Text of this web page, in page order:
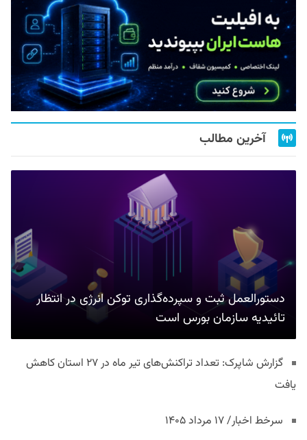
آخرین مطالب
دستورالعمل ثبت و سپرده‌گذاری توکن انرژی در انتظار
تائیدیه سازمان بورس است
گزارش شاپرک: تعداد تراکنش‌های تیر ماه در ۲۷ استان‌ کاهش
یافت
سرخط اخبار/ ۱۷ مرداد ۱۴۰۵